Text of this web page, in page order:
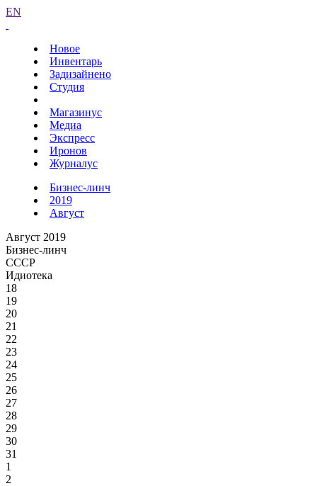
EN
Новое
Инвентарь
Задизайнено
Студия
Магазинус
Медиа
Экспресс
Иронов
Журналус
Бизнес-линч
2019
Август
Август 2019
Бизнес-линч
СССР
Идиотека
18
19
20
21
22
23
24
25
26
27
28
29
30
31
1
2